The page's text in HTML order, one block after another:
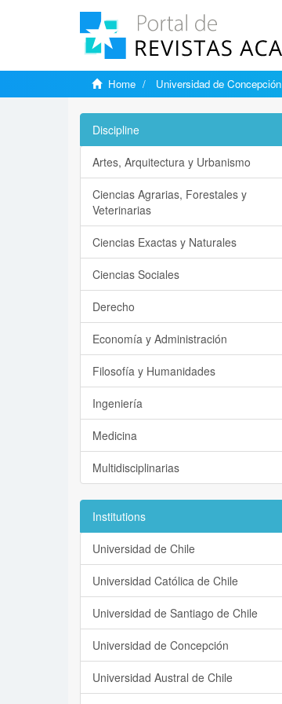
Home Universidad de Concepción
Discipline
Artes, Arquitectura y Urbanismo
Ciencias Agrarias, Forestales y
Veterinarias
Ciencias Exactas y Naturales
Ciencias Sociales
Derecho
Economía y Administración
Filosofía y Humanidades
Ingeniería
Medicina
Multidisciplinarias
Institutions
Universidad de Chile
Universidad Católica de Chile
Universidad de Santiago de Chile
Universidad de Concepción
Universidad Austral de Chile